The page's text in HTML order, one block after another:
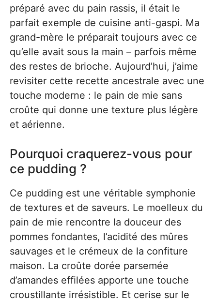
préparé avec du pain rassis, il était le
parfait exemple de cuisine anti-gaspi. Ma
grand-mère le préparait toujours avec ce
qu’elle avait sous la main – parfois même
des restes de brioche. Aujourd’hui, j’aime
revisiter cette recette ancestrale avec une
touche moderne : le pain de mie sans
croûte qui donne une texture plus légère
et aérienne.
Pourquoi craquerez-vous pour
ce pudding ?
Ce pudding est une véritable symphonie
de textures et de saveurs. Le moelleux du
pain de mie rencontre la douceur des
pommes fondantes, l’acidité des mûres
sauvages et le crémeux de la confiture
maison. La croûte dorée parsemée
d’amandes effilées apporte une touche
croustillante irrésistible. Et cerise sur le